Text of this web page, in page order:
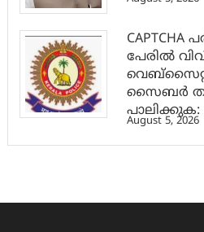
പേരില്‍
സൈബര്‍
August 5, 2026